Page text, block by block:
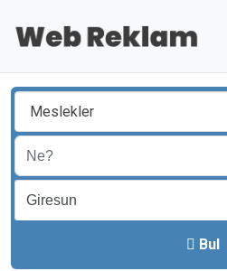
Meslekler
Bul